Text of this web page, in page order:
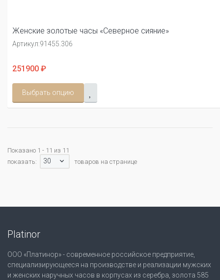
Женские золотые часы «Северное сияние»
Артикул:91455.306
251900 ₽
Выбрать опцию
Показано 1 - 11 из 11
показать:
30 товаров на странице
Platinor
ООО «Платинор» - современное российское предприятие,
специализирующееся на производстве и реализации мужских
и женских наручных часов в корпусах из серебра, золота 585